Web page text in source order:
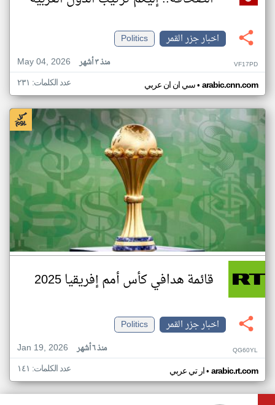
اخبار جزر القمر
Politics
May 04, 2026
منذ ٣ أشهر VF17PD
سي ان ان عربي• arabic.cnn.com عدد الكلمات: ٢٣١
قائمة هدافي كأس أمم إفريقيا 2025
اخبار جزر القمر
Politics
Jan 19, 2026
منذ ٦ أشهر QG60YL
ار تي عربي• arabic.rt.com عدد الكلمات: ١٤١